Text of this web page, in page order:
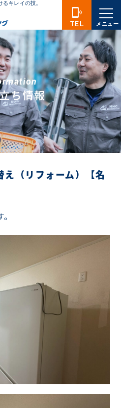
ち情報
（リフォーム）【名
phonelink_ring
TEL メニュー